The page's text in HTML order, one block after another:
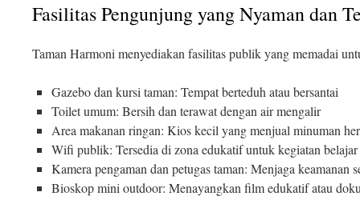
Fasilitas Pengunjung yang Nyaman dan
Taman Harmoni menyediakan fasilitas publik yang memadai
Gazebo dan kursi taman: Tempat berteduh atau bersantai
Toilet umum: Bersih dan terawat dengan air mengalir
Area makanan ringan: Kios kecil yang menjual minuman
Wifi publik: Tersedia di zona edukatif untuk kegiatan belajar
Kamera pengaman dan petugas taman: Menjaga keamanan
Bioskop mini outdoor: Menayangkan film edukatif atau